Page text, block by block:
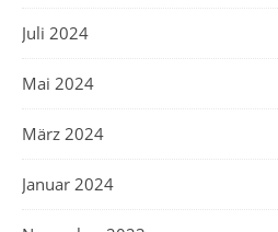
Juli 2024
Mai 2024
März 2024
Januar 2024